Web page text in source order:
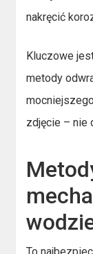
nakręcić
Kluczowe
metody
zdjęcie – nie